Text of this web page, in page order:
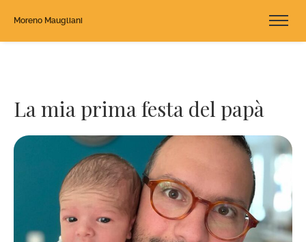
Moreno Maugliani
La mia prima festa del papà